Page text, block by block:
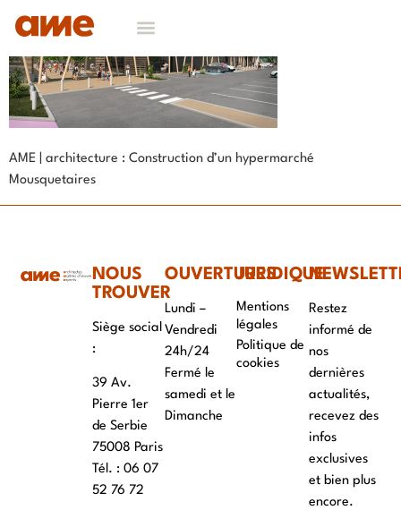
AME | architecture : Construction d’un hypermarché
Mousquetaires
NOUS
TROUVER
Siège social
:
39 Av.
Pierre 1er
de Serbie
75008 Paris
Tél. : ‭06 07
52 76 72
OUVERTURES
Lundi –
Vendredi
24h/24
Fermé le
samedi et le
Dimanche
JURIDIQUE
Mentions
légales
Politique de
cookies
Restez
informé de
nos
dernières
actualités,
recevez des
infos
exclusives
et bien plus
encore.